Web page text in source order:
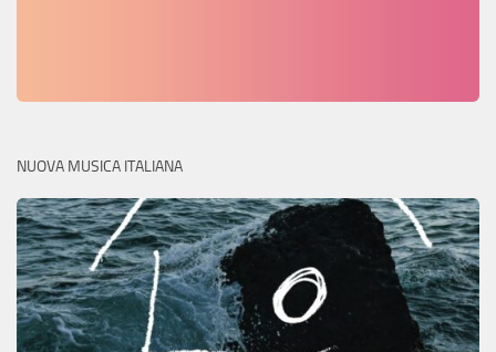
NUOVA MUSICA ITALIANA